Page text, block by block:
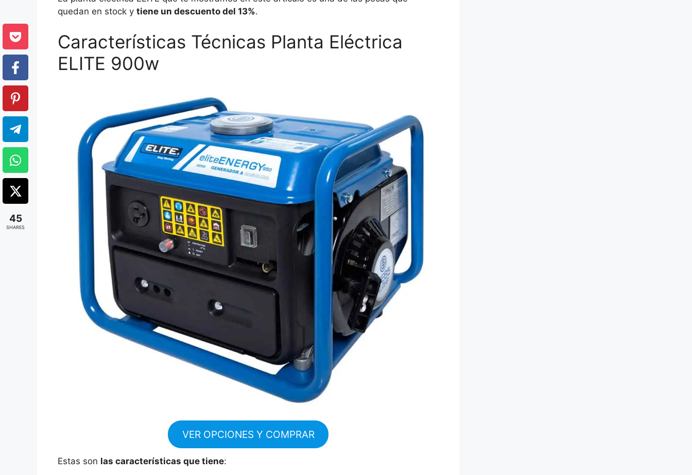
quedan en stock y tiene un descuento del 13%.
Características Técnicas Planta Eléctrica
ELITE 900w
VER OPCIONES Y COMPRAR
Estas son las características que tiene:
45
SHARES